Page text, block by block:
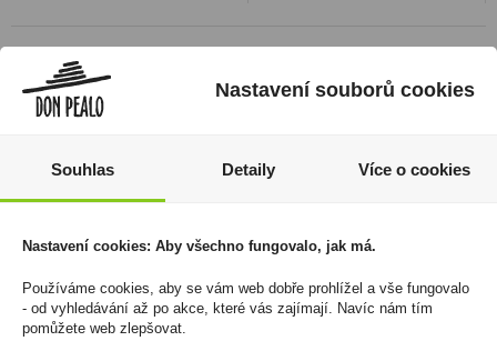
Amazon Habanero
Pepper 90ml - Omáčka
z habanero papriček
Zapalovač PROF
Windproof Clear Color
Nastavení souborů cookies
Souhlas Detaily Více o cookies
Nastavení cookies: Aby všechno fungovalo, jak má.
Používáme cookies, aby se vám web dobře prohlížel a vše fungovalo
- od vyhledávání až po akce, které vás zajímají. Navíc nám tím
pomůžete web zlepšovat.